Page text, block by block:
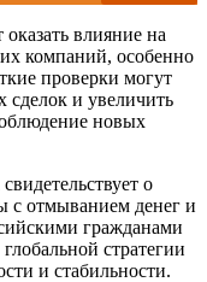
влияние на
компаний, особенно
проверки могут
и увеличить
новых
о
с отмыванием денег и
гражданами
стратегии
и стабильности.